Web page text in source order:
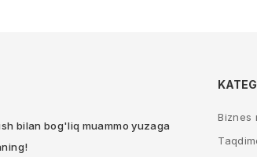
bilan bog'liq muammo yuzaga
Biznes